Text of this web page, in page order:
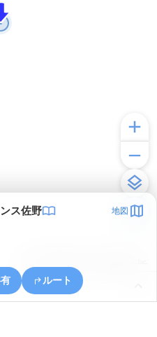
ス佐野 地図
ルート